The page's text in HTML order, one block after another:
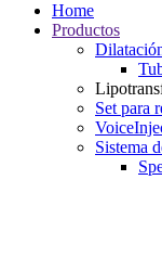
Home
Productos
Set para
Sistema